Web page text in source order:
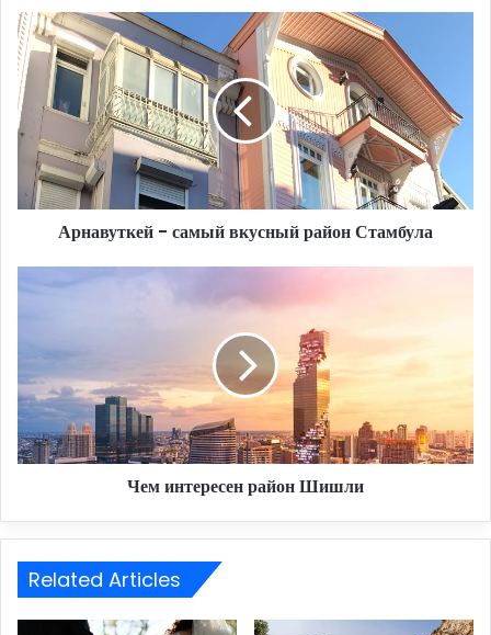
Арнавуткей
-
самый
вкусный
район
Стамбула
Арнавуткей - самый вкусный район Стамбула
Шишли
Чем интересен район Шишли
Related Articles